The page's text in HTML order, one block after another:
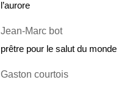
l’aurore
Jean-Marc bot
prêtre pour le salut du monde
Gaston courtois